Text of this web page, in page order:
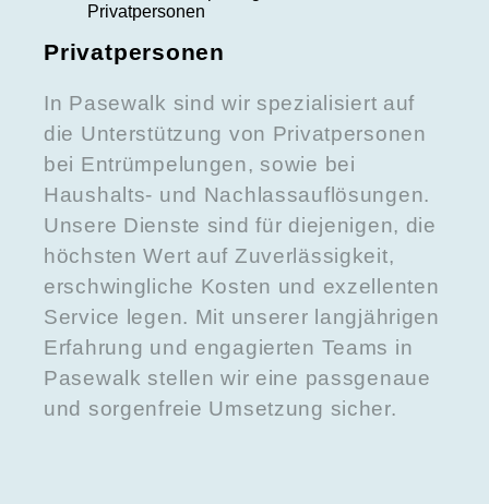
Privatpersonen
In Pasewalk sind wir spezialisiert auf
die Unterstützung von Privatpersonen
bei Entrümpelungen, sowie bei
Haushalts- und Nachlassauflösungen.
Unsere Dienste sind für diejenigen, die
höchsten Wert auf Zuverlässigkeit,
erschwingliche Kosten und exzellenten
Service legen. Mit unserer langjährigen
Erfahrung und engagierten Teams in
Pasewalk stellen wir eine passgenaue
und sorgenfreie Umsetzung sicher.